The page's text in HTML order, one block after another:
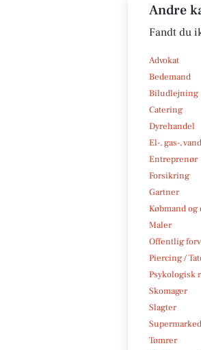
Andre
Fandt du
Advokat
Bedemand
Biludlejning
Catering
Dyrehandel
El-, gas-,
Entreprenør
Forsikring
Gartner
Købmand
Maler
Offentlig
Piercing /
Psykologisk
Skomager
Slagter
Supermarked
Tømrer